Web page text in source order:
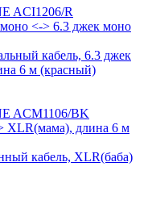
кабель, 6.3 джек
6 м (красный)
кабель, XLR(баба)